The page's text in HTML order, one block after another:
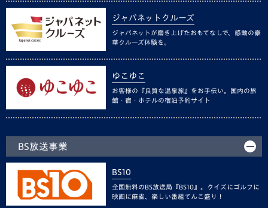
ジャパネットクルーズ
ジャパネットが磨き上げたおもてなしで、感動の豪
華クルーズ体験を。
ゆこゆこ
お客様の『良質な温泉旅』をお手伝い。国内の旅
館・宿・ホテルの宿泊予約サイト
BS放送事業
BS10
全国無料のBS放送局『BS10』。クイズにゴルフに
映画に麻雀、楽しい番組てんこ盛り！